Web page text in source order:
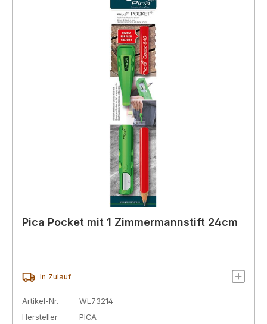
Pica Pocket mit 1 Zimmermannstift 24cm
In Zulauf
Artikel-Nr.
WL73214
Hersteller
PICA